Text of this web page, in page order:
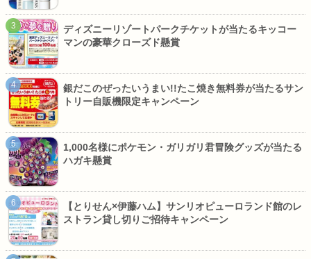
ディズニーリゾートパークチケットが当たるキッコー
マンの豪華クローズド懸賞
銀だこのぜったいうまい!!たこ焼き無料券が当たるサン
トリー自販機限定キャンペーン
1,000名様にポケモン・ガリガリ君冒険グッズが当たる
ハガキ懸賞
【とりせん×伊藤ハム】サンリオピューロランド館のレ
ストラン貸し切りご招待キャンペーン